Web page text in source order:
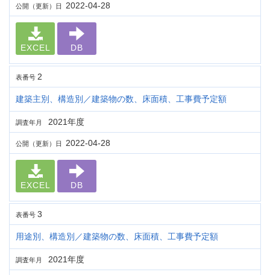
公開（更新）日 2022-04-28
EXCEL DB
表番号 2
建築主別、構造別／建築物の数、床面積、工事費予定額
調査年月 2021年度
公開（更新）日 2022-04-28
EXCEL DB
表番号 3
用途別、構造別／建築物の数、床面積、工事費予定額
調査年月 2021年度